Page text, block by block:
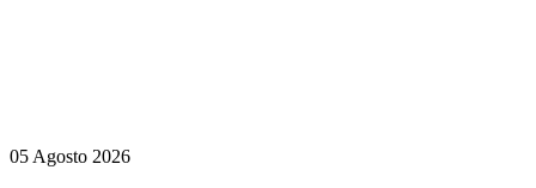
05 Agosto 2026